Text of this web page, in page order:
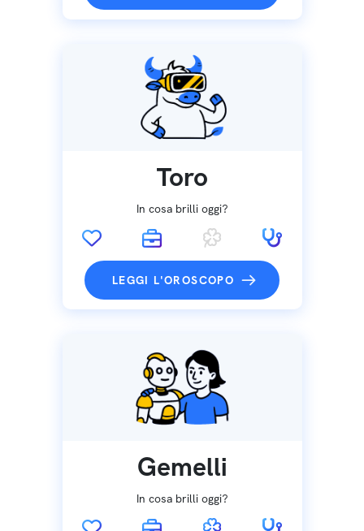
Toro
In cosa brilli oggi?
LEGGI L'OROSCOPO
Gemelli
In cosa brilli oggi?